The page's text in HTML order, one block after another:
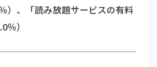
）、「読み放題サービスの有料
％）